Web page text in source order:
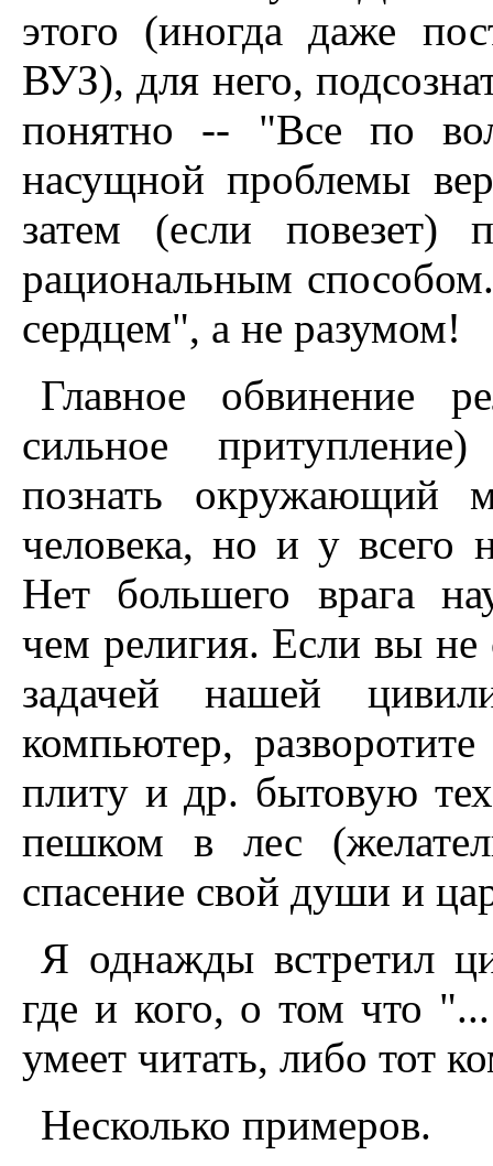
этого (иногда даже
ВУЗ), для него,
понятно -- "Все по
насущной проблемы
затем (если повезет)
рациональным
сердцем", а не разумом!
Главное обвинение
сильное
познать окружающий
человека, но и у всего
Нет большего врага
чем религия. Если вы не
задачей нашей
компьютер,
плиту и др. бытовую
пешком в лес
спасение свой души и
Я однажды встретил
где и кого, о том что
умеет читать, либо тот
Несколько примеров.